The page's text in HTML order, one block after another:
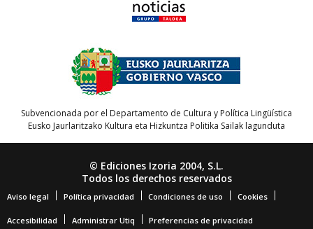
Subvencionada por el Departamento de Cultura y Política Lingüística
Eusko Jaurlaritzako Kultura eta Hizkuntza Politika Sailak lagunduta
© Ediciones Izoria 2004, S.L.
Todos los derechos reservados
Aviso legal Política privacidad Condiciones de uso Cookies
Accesibilidad Administrar Utiq Preferencias de privacidad